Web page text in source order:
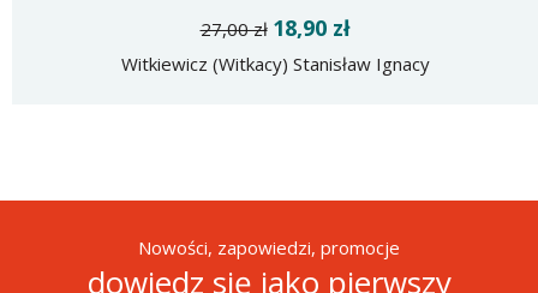
27,00 zł 18,90 zł
Witkiewicz (Witkacy) Stanisław Ignacy
Nowości, zapowiedzi, promocje
dowiedz się jako pierwszy